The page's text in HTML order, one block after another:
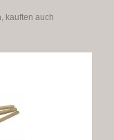
kauften auch